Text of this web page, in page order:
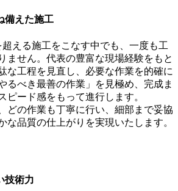
備えた施工
える施工をこなす中でも、一度も工
ません。代表の豊富な現場経験をもと
な工程を見直し、必要な作業を的確に
るべき最善の作業」を見極め、完成ま
ピード感をもって進行します。
どの作業も丁寧に行い、細部まで妥協
な品質の仕上がりを実現いたします。
技術力